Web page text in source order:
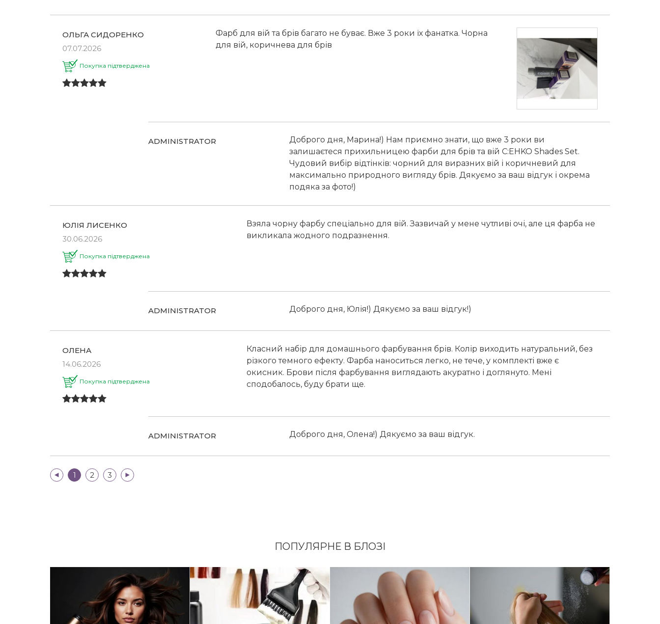
ОЛЬГА СИДОРЕНКО
07.07.2026
Покупка підтверджена
Фарб для вій та брів багато не буває. Вже 3 роки їх фанатка. Чорна
для вій, коричнева для брів
ADMINISTRATOR
Доброго дня, Марина!) Нам приємно знати, що вже 3 роки ви
залишаєтеся прихильницею фарби для брів та вій C:EHKO Shades Set.
Чудовий вибір відтінків: чорний для виразних вій і коричневий для
максимально природного вигляду брів. Дякуємо за ваш відгук і окрема
подяка за фото!)
ЮЛІЯ ЛИСЕНКО
30.06.2026
Покупка підтверджена
Взяла чорну фарбу спеціально для вій. Зазвичай у мене чутливі очі, але ця фарба не
викликала жодного подразнення.
ADMINISTRATOR Доброго дня, Юлія!) Дякуємо за ваш відгук!)
ОЛЕНА
14.06.2026
Покупка підтверджена
Класний набір для домашнього фарбування брів. Колір виходить натуральний, без
різкого темного ефекту. Фарба наноситься легко, не тече, у комплекті вже є
окисник. Брови після фарбування виглядають акуратно і доглянуто. Мені
сподобалось, буду брати ще.
ADMINISTRATOR Доброго дня, Олена!) Дякуємо за ваш відгук.
|< 1 2 3 >|
ПОПУЛЯРНЕ В БЛОЗІ